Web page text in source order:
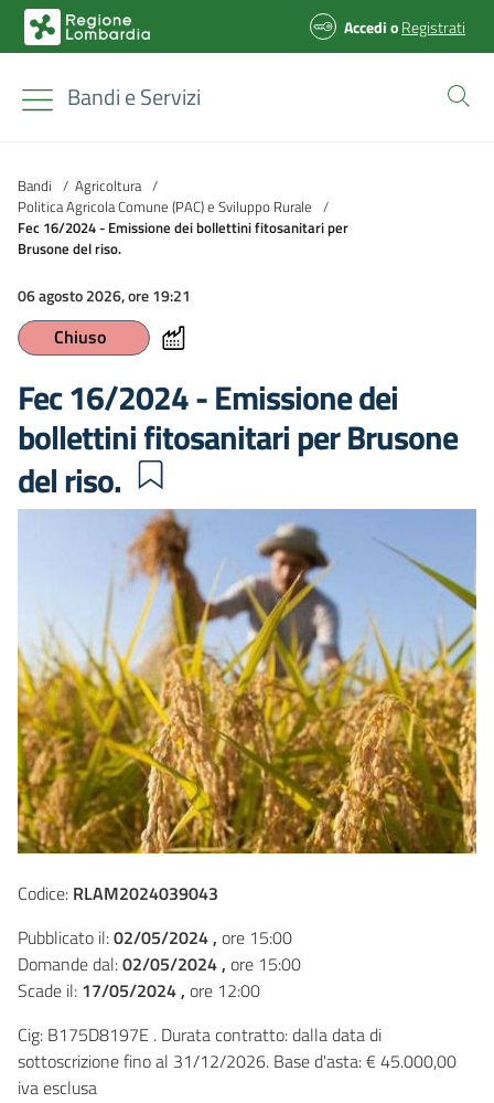
AccedioRegistrati
Bandi e Servizi
Bandi / Agricoltura /
Politica Agricola Comune (PAC) e Sviluppo Rurale /
Fec 16/2024 - Emissione dei bollettini fitosanitari per
Brusone del riso.
06 agosto 2026, ore 19:21
Chiuso
Fec 16/2024 - Emissione dei
bollettini fitosanitari per Brusone
del riso.
Codice: RLAM2024039043
Pubblicato il:02/05/2024 , ore 15:00
Domande dal:02/05/2024 , ore 15:00
Scade il: 17/05/2024 , ore 12:00
Cig: B175D8197E . Durata contratto: dalla data di
sottoscrizione fino al 31/12/2026. Base d'asta: € 45.000,00
iva esclusa